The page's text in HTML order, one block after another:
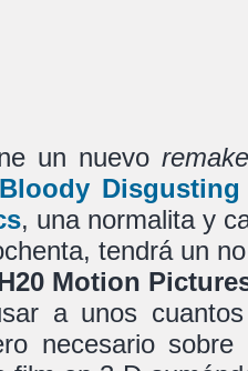
un nuevo
Disgusting
, una normalita y
tendrá un
Motion
a unos
necesario